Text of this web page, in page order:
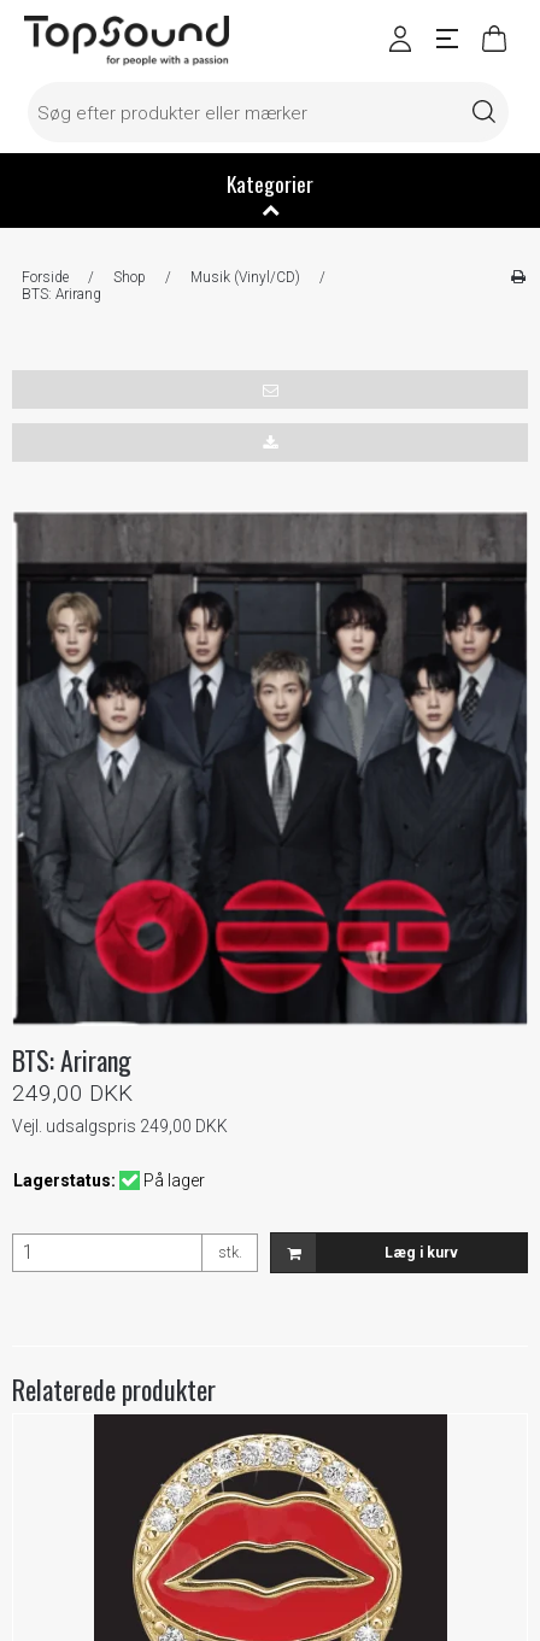
Kategorier
Forside / Shop / Musik (Vinyl/CD)
/
BTS: Arirang
BTS: Arirang
249,00 DKK
Vejl. udsalgspris 249,00 DKK
Lagerstatus: På lager
stk. Læg i kurv
Relaterede produkter